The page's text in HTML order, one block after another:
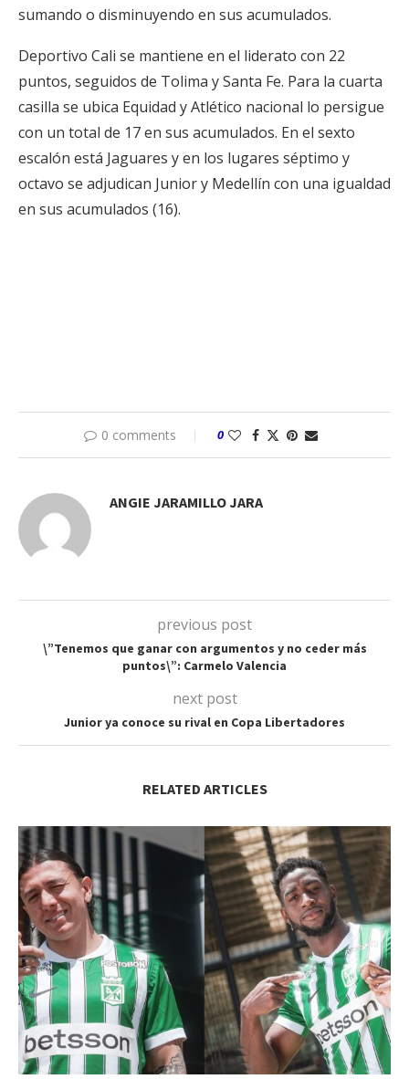
sumando o disminuyendo en sus acumulados.
Deportivo Cali se mantiene en el liderato con 22
puntos, seguidos de Tolima y Santa Fe. Para la cuarta
casilla se ubica Equidad y Atlético nacional lo persigue
con un total de 17 en sus acumulados. En el sexto
escalón está Jaguares y en los lugares séptimo y
octavo se adjudican Junior y Medellín con una igualdad
en sus acumulados (16).
0 comments 0
ANGIE JARAMILLO JARA
previous post
\”Tenemos que ganar con argumentos y no ceder más
puntos\”: Carmelo Valencia
next post
Junior ya conoce su rival en Copa Libertadores
RELATED ARTICLES